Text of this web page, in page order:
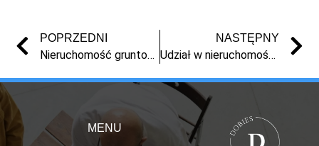
POPRZEDNI
Nieruchomość gruntowa w Zofiewie
NASTĘPNY
Udział w nieruchomości niezabudowanej w Małej Nieszawce
MENU